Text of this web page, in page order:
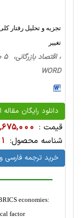
تجزیه و تحلیل رفتار
تغییر
WORD
دانلود رایگان مقاله
قیمت : 1,675,000
شناسه محصول:
خرید ترجمه فارسی و
economies:
factor